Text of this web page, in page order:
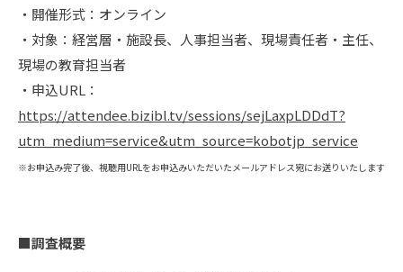
・開催形式：オンライン
・対象：経営層・施設長、人事担当者、現場責任者・主任、
現場の教育担当者
・申込URL：
https://attendee.bizibl.tv/sessions/sejLaxpLDDdT?
utm_medium=service&utm_source=kobotjp_service
※お申込み完了後、視聴用URLをお申込みいただいたメールアドレス宛にお送りいたします
■調査概要